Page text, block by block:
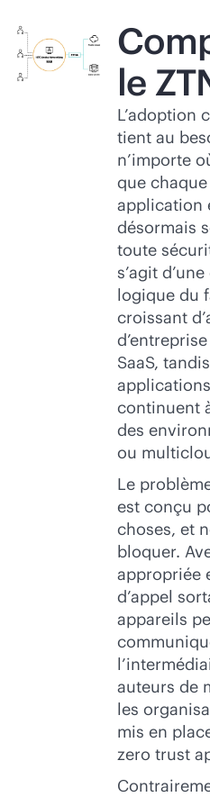
le
L’adoption
tient au
n’importe
que
application
désormais
toute
s’agit
logique du
croissant
SaaS,
continuent
des
ou
Le
est conçu
choses, et
bloquer.
appropriée
d’appel
appareils
auteurs de
les
mis en
zero trust